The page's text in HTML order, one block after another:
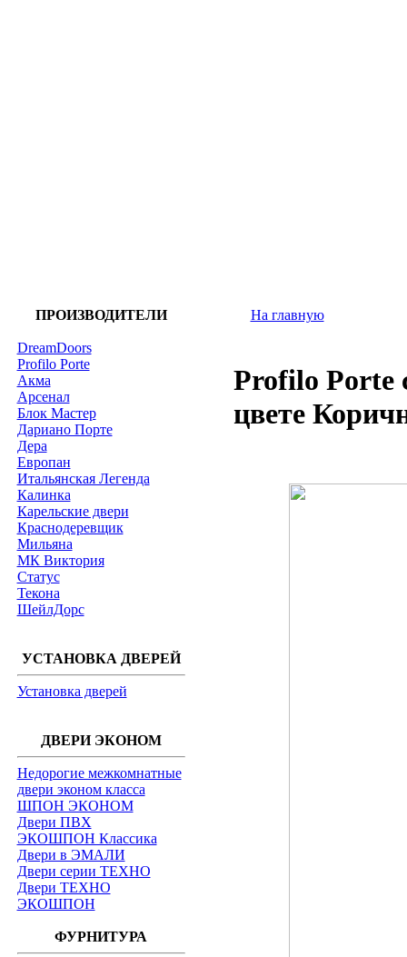
ПРОИЗВОДИТЕЛИ
DreamDoors
Profilo Porte
Акма
Арсенал
Блок Мастер
Дариано Порте
Дера
Европан
Итальянская Легенда
Калинка
Карельские двери
Краснодеревщик
Мильяна
МК Виктория
Статус
Текона
ШейлДорс
УСТАНОВКА ДВЕРЕЙ
Установка дверей
ДВЕРИ ЭКОНОМ
Недорогие межкомнатные
двери эконом класса
ШПОН ЭКОНОМ
Двери ПВХ
ЭКОШПОН Классика
Двери в ЭМАЛИ
Двери серии ТЕХНО
Двери ТЕХНО
ЭКОШПОН
ФУРНИТУРА
На главную
Profilo Porte
цвете